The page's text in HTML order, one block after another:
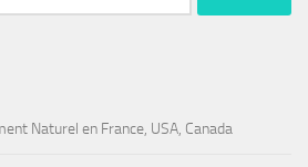
Naturel en France, USA, Canada